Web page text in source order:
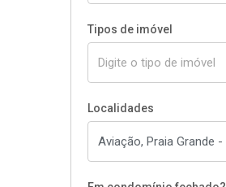
Tipos de imóvel
Localidades